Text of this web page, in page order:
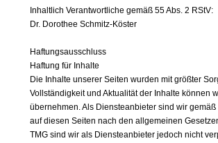
Inhaltlich Verantwortliche gemäß 55 Abs. 2 RStV:
Dr. Dorothee Schmitz-Köster
Haftungsausschluss
Haftung für Inhalte
Die Inhalte unserer Seiten wurden mit größter
Vollständigkeit und Aktualität der Inhalte können
übernehmen. Als Diensteanbieter sind wir
auf diesen Seiten nach den allgemeinen
TMG sind wir als Diensteanbieter jedoch nicht